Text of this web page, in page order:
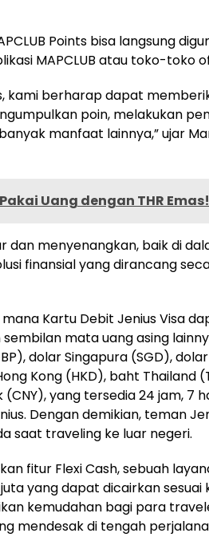
Points bisa langsung
MAPCLUB atau toko-toko
kami berharap dapat
poin, melakukan
manfaat lainnya,” ujar
Uang dengan THR Emas!
menyenangkan, baik di
finansial yang dirancang
Kartu Debit Jenius Visa
mata uang asing
dolar Singapura (SGD),
Kong (HKD), baht Thailand
yang tersedia 24 jam, 7
Dengan demikian, teman
saat traveling ke luar negeri.
fitur Flexi Cash, sebuah
yang dapat dicairkan sesuai
kemudahan bagi para
mendesak di tengah